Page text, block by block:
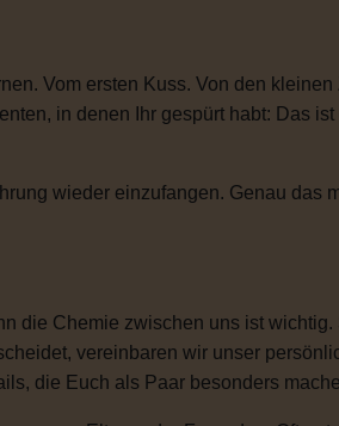
Vom ersten Kuss. Von den
in denen Ihr gespürt habt: Das
wieder einzufangen. Genau das
die Chemie zwischen uns ist
vereinbaren wir unser
die Euch als Paar besonders